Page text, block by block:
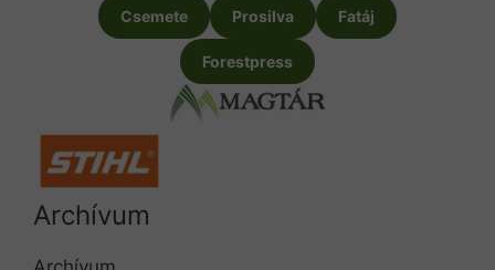
Csemete Prosilva Fatáj
Forestpress
Archívum